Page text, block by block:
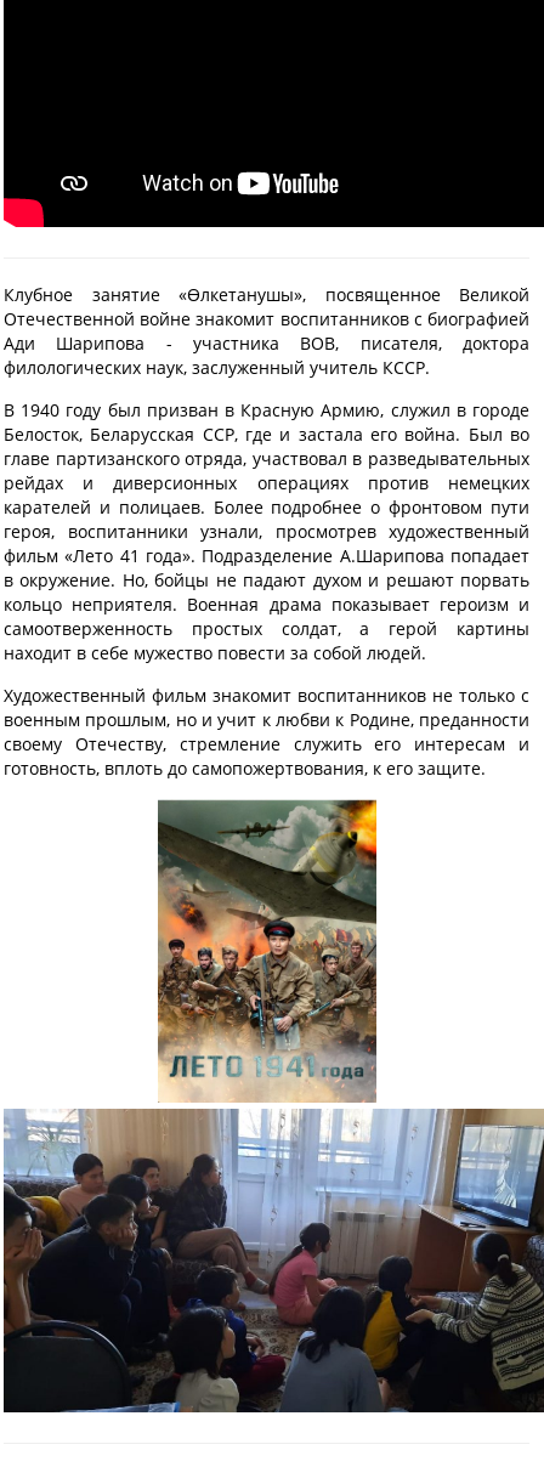
Клубное занятие «Өлкетанушы», посвященное Великой
Отечественной войне знакомит воспитанников с биографией
Ади Шарипова - участника ВОВ, писателя, доктора
филологических наук, заслуженный учитель КССР.
В 1940 году был призван в Красную Армию, служил в городе
Белосток, Беларусская ССР, где и застала его война. Был во
главе партизанского отряда, участвовал в разведывательных
рейдах и диверсионных операциях против немецких
карателей и полицаев. Более подробнее о фронтовом пути
героя, воспитанники узнали, просмотрев художественный
фильм «Лето 41 года». Подразделение А.Шарипова попадает
в окружение. Но, бойцы не падают духом и решают порвать
кольцо неприятеля. Военная драма показывает героизм и
самоотверженность простых солдат, а герой картины
находит в себе мужество повести за собой людей.
Художественный фильм знакомит воспитанников не только с
военным прошлым, но и учит к любви к Родине, преданности
своему Отечеству, стремление служить его интересам и
готовность, вплоть до самопожертвования, к его защите.